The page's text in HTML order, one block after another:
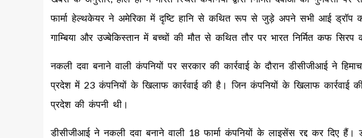
फार्मा हेल्थकेयर ने अमेरिका में दृष्टि हानि से कथित रूप से जुड़े अपने सभी आई
गाम्बिया और उज्बेकिस्तान में बच्चों की मौत से कथित तौर पर भारत निर्मित कफ सिरप
नकली दवा बनाने वाली कंपनियों पर सरकार की कार्रवाई के दौरान डीसीजीआई ने
प्रदेश में 23 कंपनियों के खिलाफ कार्रवाई की है। जिन कंपनियों के खिलाफ कार्रवाई
प्रदेश की कंपनी थी।
डीसीजीआई ने नकली दवा बनाने वाली 18 फार्मा कंपनियों के लाइसेंस रद्द कर दिए हैं।